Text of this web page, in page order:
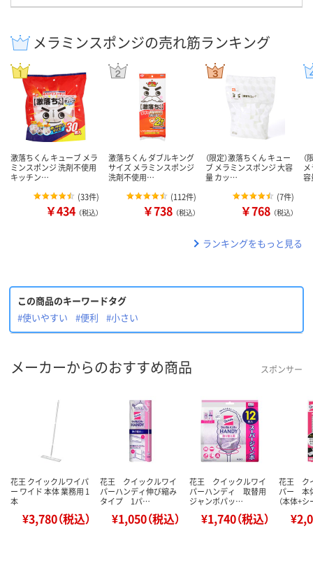
メラミンスポンジの売れ筋ランキング
激落ちくん キューブ メラ
ミンスポンジ 洗剤不使用
キッチン…
(33件)
￥434 （税込）
激落ちくん ダブルキング
サイズ メラミンスポンジ
洗剤不使用…
(112件)
￥738 （税込）
（限定）激落ちくん キュー
ブ メラミンスポンジ 大容
量 カッ…
(7件)
￥768 （税込）
ランキングをもっと見る
この商品のキーワードタグ
#使いやすい
#便利 #小さい
メーカーからのおすすめ商品 スポンサー
花王 クイックルワイパ
ー ワイド 本体 業務用 1
本
¥3,780（税込）
花王 クイックルワイ
パーハンディ伸び縮み
タイプ 1パ…
¥1,050（税込）
花王 クイックルワイ
パーハンディ 取替用
ジャンボパッ…
¥1,740（税込）
花王 ク
パー 本
（本体+